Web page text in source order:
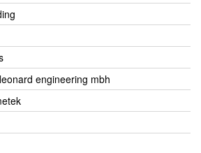
engineering mbh